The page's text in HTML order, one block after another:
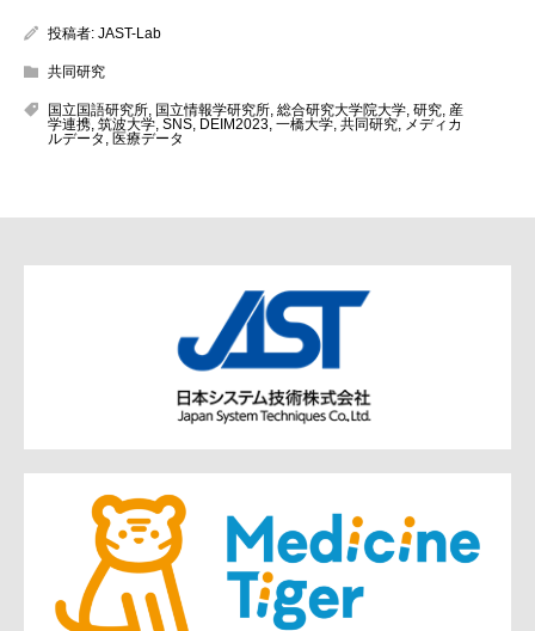
投稿者: JAST-Lab
共同研究
国立国語研究所, 国立情報学研究所, 総合研究大学院大学, 研究, 産
学連携, 筑波大学, SNS, DEIM2023, 一橋大学, 共同研究, メディカ
ルデータ , 医療データ